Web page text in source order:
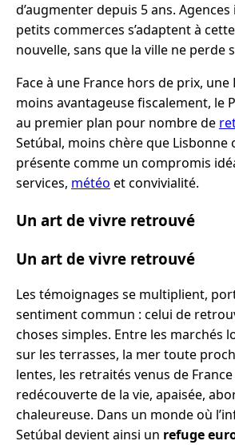
d’augmenter depuis 5 ans.
petits commerces s’adaptent à
nouvelle, sans que la ville ne perde
Face à une France hors de prix,
moins avantageuse fiscalement, le
au premier plan pour nombre de
Setúbal, moins chère que Lisbonne
présente comme un compromis
services, météo et convivialité.
Un art de vivre retrouvé
Un art de vivre retrouvé
Les témoignages se multiplient,
sentiment commun : celui de
choses simples. Entre les marchés
sur les terrasses, la mer toute
lentes, les retraités venus de
redécouverte de la vie, apaisée,
chaleureuse. Dans un monde où
Setúbal devient ainsi un refuge